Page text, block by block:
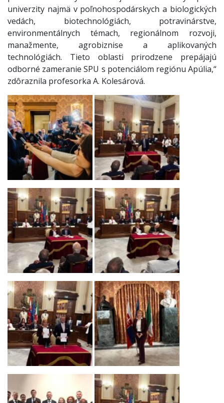
univerzity najmä v poľnohospodárskych a biologických
vedách, biotechnológiách, potravinárstve,
environmentálnych témach, regionálnom rozvoji,
manažmente, agrobiznise a aplikovaných
technológiách. Tieto oblasti prirodzene prepájajú
odborné zameranie SPU s potenciálom regiónu Apúlia,“
zdôraznila profesorka A. Kolesárová.